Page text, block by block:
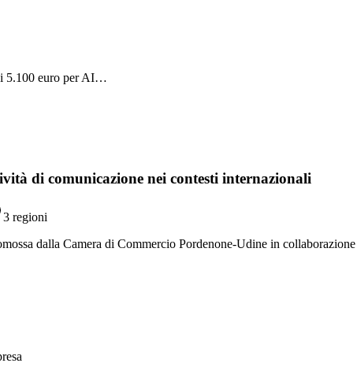
5.100 euro per AI…
di comunicazione nei contesti internazionali
3 regioni
dalla Camera di Commercio Pordenone-Udine in